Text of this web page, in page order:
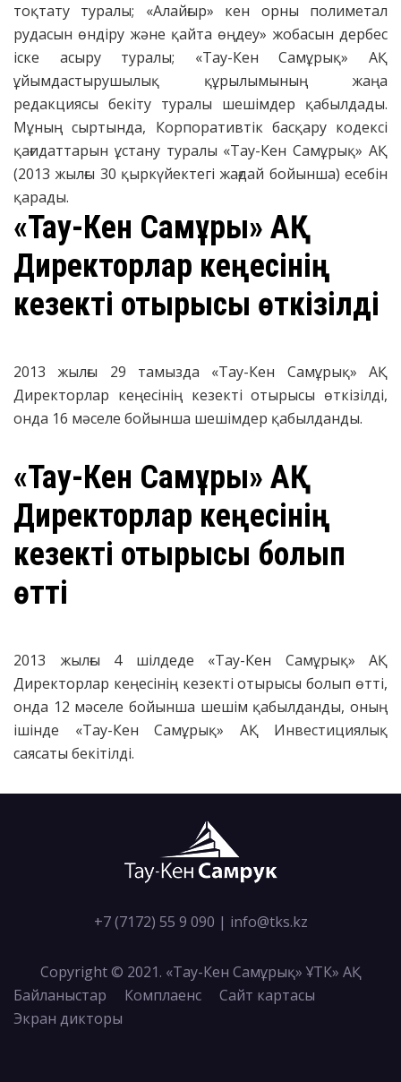
тоқтату туралы; «Алайғыр» кен орны полиметал
рудасын өндіру және қайта өңдеу» жобасын дербес
іске асыру туралы; «Тау-Кен Самұрық» АҚ
ұйымдастырушылық құрылымының жаңа
редакциясы бекіту туралы шешімдер қабылдады.
Мұның сыртында, Корпоративтік басқару кодексі
қағидаттарын ұстану туралы «Тау-Кен Самұрық» АҚ
(2013 жылғы 30 қыркүйектегі жағдай бойынша) есебін
қарады.
«Тау-Кен Самұрық» АҚ
Директорлар кеңесінің
кезекті отырысы өткізілді
2013 жылғы 29 тамызда «Тау-Кен Самұрық» АҚ
Директорлар кеңесінің кезекті отырысы өткізілді,
онда 16 мәселе бойынша шешімдер қабылданды.
«Тау-Кен Самұрық» АҚ
Директорлар кеңесінің
кезекті отырысы болып
өтті
2013 жылғы 4 шілдеде «Тау-Кен Самұрық» АҚ
Директорлар кеңесінің кезекті отырысы болып өтті,
онда 12 мәселе бойынша шешім қабылданды, оның
ішінде «Тау-Кен Самұрық» АҚ Инвестициялық
саясаты бекітілді.
+7 (7172) 55 9 090 | info@tks.kz
Copyright © 2021. «Тау-Кен Самұрық» ҰТК» АҚ
Байланыстар
Комплаенс
Сайт картасы
Экран дикторы